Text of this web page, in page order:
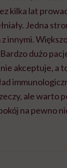
kilka lat
Jedna
innymi.
dużo
akceptuje, a
ale warto
na pewno